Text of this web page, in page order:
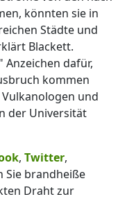
könnten sie in
Städte und
Blackett.
Anzeichen dafür,
kommen
und
der Universität
, Twitter,
Sie brandheiße
Draht zur